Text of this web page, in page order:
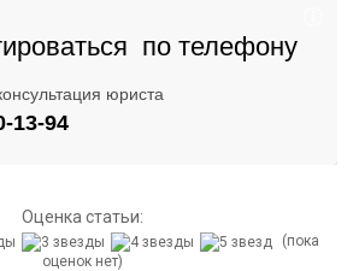
Оценка статьи:
(пока
оценок нет)